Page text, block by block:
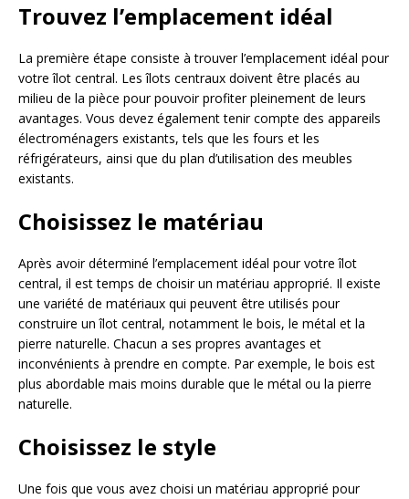
Trouvez l’emplacement idéal
La première étape consiste à trouver l’emplacement idéal pour
votre îlot central. Les îlots centraux doivent être placés au
milieu de la pièce pour pouvoir profiter pleinement de leurs
avantages. Vous devez également tenir compte des appareils
électroménagers existants, tels que les fours et les
réfrigérateurs, ainsi que du plan d’utilisation des meubles
existants.
Choisissez le matériau
Après avoir déterminé l’emplacement idéal pour votre îlot
central, il est temps de choisir un matériau approprié. Il existe
une variété de matériaux qui peuvent être utilisés pour
construire un îlot central, notamment le bois, le métal et la
pierre naturelle. Chacun a ses propres avantages et
inconvénients à prendre en compte. Par exemple, le bois est
plus abordable mais moins durable que le métal ou la pierre
naturelle.
Choisissez le style
Une fois que vous avez choisi un matériau approprié pour